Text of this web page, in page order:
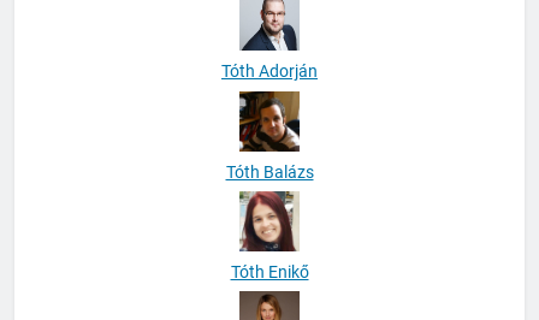
Tóth Adorján
Tóth Balázs
Tóth Enikő